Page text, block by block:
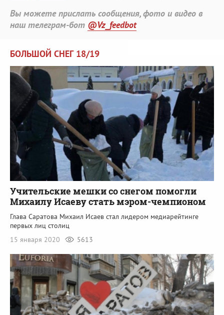
Вы можете прислать сообщения, фото и видео в
наш телеграм-бот @Vz_feedbot
БОЛЬШОЙ СНЕГ 18/19
Учительские мешки со снегом помогли
Михаилу Исаеву стать мэром-чемпионом
Глава Саратова Михаил Исаев стал лидером медиарейтинге
первых лиц столиц
15 января 2020
5613